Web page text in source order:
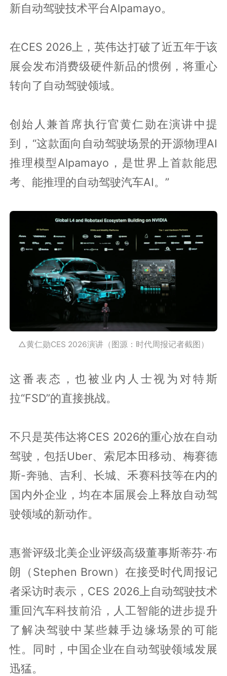
新自动驾驶技术平台Alpamayo。
在CES 2026上，英伟达打破了近五年于该
展会发布消费级硬件新品的惯例，将重心
转向了自动驾驶领域。
创始人兼首席执行官黄仁勋在演讲中提
到，“这款面向自动驾驶场景的开源物理AI
推理模型Alpamayo，是世界上首款能思
考、能推理的自动驾驶汽车AI。”
△黄仁勋CES 2026演讲（图源：时代周报记者截图）
这番表态，也被业内人士视为对特斯
拉“FSD”的直接挑战。
不只是英伟达将CES 2026的重心放在自动
驾驶，包括Uber、索尼本田移动、梅赛德
斯-奔驰、吉利、长城、禾赛科技等在内的
国内外企业，均在本届展会上释放自动驾
驶领域的新动作。
惠誉评级北美企业评级高级董事斯蒂芬·布
朗（Stephen Brown）在接受时代周报记
者采访时表示，CES 2026上自动驾驶技术
重回汽车科技前沿，人工智能的进步提升
了解决驾驶中某些棘手边缘场景的可能
性。同时，中国企业在自动驾驶领域发展
迅猛。